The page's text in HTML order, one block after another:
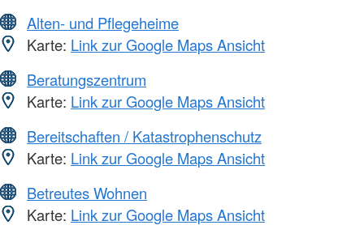
Alten- und Pflegeheime
Karte: Link zur Google Maps Ansicht
Beratungszentrum
Karte: Link zur Google Maps Ansicht
Bereitschaften / Katastrophenschutz
Karte: Link zur Google Maps Ansicht
Betreutes Wohnen
Karte: Link zur Google Maps Ansicht